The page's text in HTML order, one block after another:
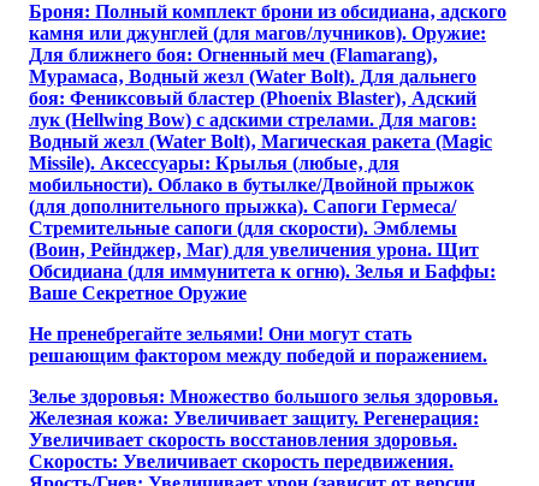
Броня: Полный комплект брони из обсидиана‚ адского
камня или джунглей (для магов/лучников). Оружие:
Для ближнего боя: Огненный меч (Flamarang)‚
Мурамаса‚ Водный жезл (Water Bolt). Для дальнего
боя: Фениксовый бластер (Phoenix Blaster)‚ Адский
лук (Hellwing Bow) с адскими стрелами. Для магов:
Водный жезл (Water Bolt)‚ Магическая ракета (Magic
Missile). Аксессуары: Крылья (любые‚ для
мобильности). Облако в бутылке/Двойной прыжок
(для дополнительного прыжка). Сапоги Гермеса/
Стремительные сапоги (для скорости). Эмблемы
(Воин‚ Рейнджер‚ Маг) для увеличения урона. Щит
Обсидиана (для иммунитета к огню). Зелья и Баффы:
Ваше Секретное Оружие
Не пренебрегайте зельями! Они могут стать
решающим фактором между победой и поражением.
Зелье здоровья: Множество большого зелья здоровья.
Железная кожа: Увеличивает защиту. Регенерация:
Увеличивает скорость восстановления здоровья.
Скорость: Увеличивает скорость передвижения.